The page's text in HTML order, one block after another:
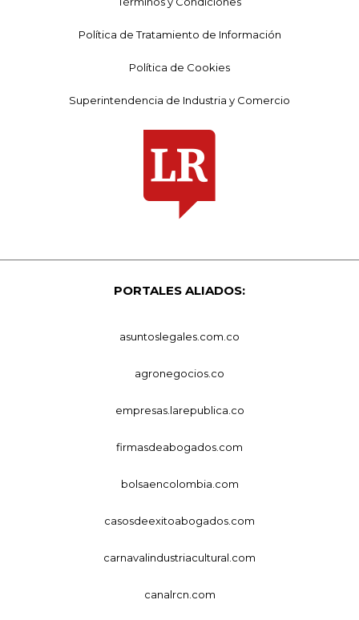
Política de Tratamiento de Información
Política de Cookies
Superintendencia de Industria y Comercio
PORTALES ALIADOS:
asuntoslegales.com.co
agronegocios.co
empresas.larepublica.co
firmasdeabogados.com
bolsaencolombia.com
casosdeexitoabogados.com
carnavalindustriacultural.com
canalrcn.com